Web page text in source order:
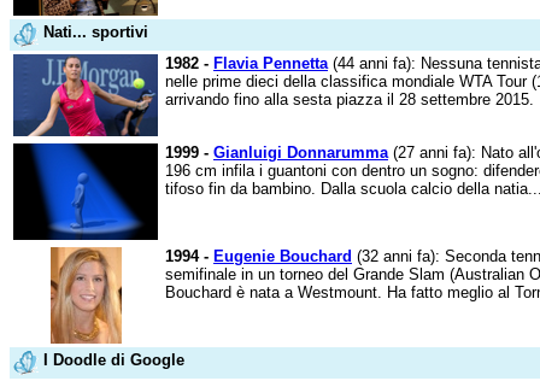
Nati... sportivi
1982 - Flavia Pennetta(44 anni fa): Nessuna
nelle prime dieci della classifica mondiale WTA Tour
arrivando fino alla sesta piazza il 28 settembre 2015.
1999 - Gianluigi Donnarumma(27 anni fa): Nato
196 cm infila i guantoni con dentro un sogno:
tifoso fin da bambino. Dalla scuola calcio della
1994 - Eugenie Bouchard (32 anni fa): Seconda
semifinale in un torneo del Grande Slam (Australian
Bouchard è nata a Westmount. Ha fatto meglio al
I Doodle di Google